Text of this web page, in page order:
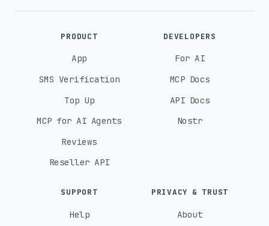
PRODUCT
App
SMS Verification
Top Up
MCP for AI Agents
Reviews
Reseller API
DEVELOPERS
For AI
MCP Docs
API Docs
Nostr
SUPPORT
Help
PRIVACY & TRUST
About